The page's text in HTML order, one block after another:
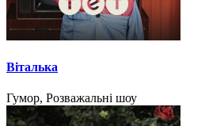
Віталька
Гумор, Розважальні шоу